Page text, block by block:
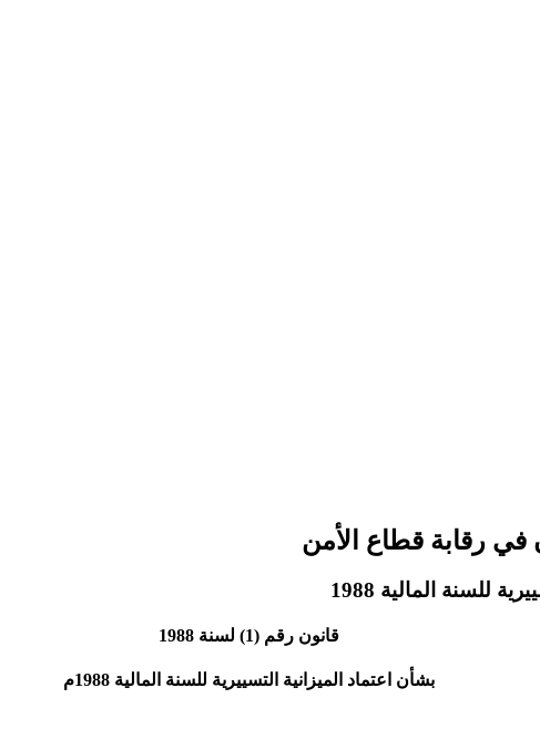
قانون رقم (1) لسنة 1988
بشأن اعتماد الميزانية التسييرية للسنة المالية 1988م